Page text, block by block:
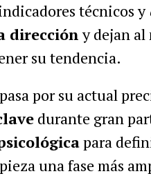
técnicos y
direccióny dejan al
su tendencia.
por su actual
durante gran
para
una fase más